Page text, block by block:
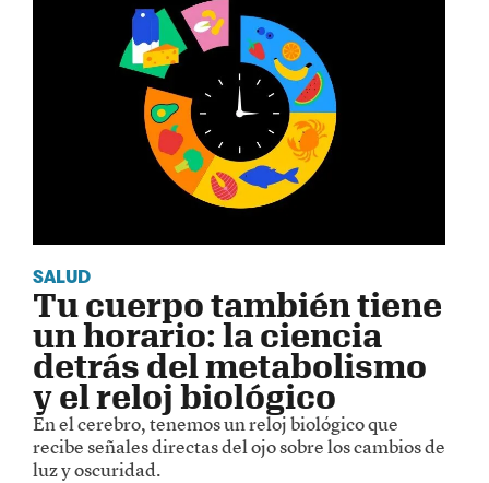
SALUD
Tu cuerpo también tiene
un horario: la ciencia
detrás del metabolismo
y el reloj biológico
En el cerebro, tenemos un reloj biológico que
recibe señales directas del ojo sobre los cambios de
luz y oscuridad.